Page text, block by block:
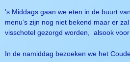
’s Middags gaan we eten in de buurt
menu’s zijn nog niet bekend maar er
visschotel gezorgd worden, alsook
In de namiddag bezoeken we het